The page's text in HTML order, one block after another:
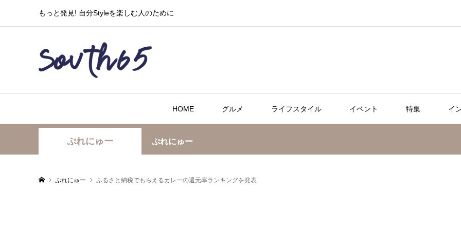
もっと発見! 自分Styleを楽しむ人のために
HOME グルメ ライフスタイル イベント 特集 イ
ぷれにゅー ぷれにゅー
ぷれにゅー ふるさと納税でもらえるカレーの還元率ランキングを発表